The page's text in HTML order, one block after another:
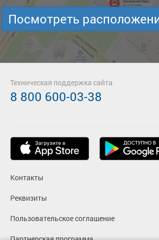
Посмотреть
Контакты
Реквизиты
Пользовательское соглашение
Техническая поддержка сайта
8 800 600-03-38